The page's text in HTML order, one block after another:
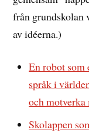
från grundskolan
av idéerna.)
En robot som
språk i
och motverka
Skolappen